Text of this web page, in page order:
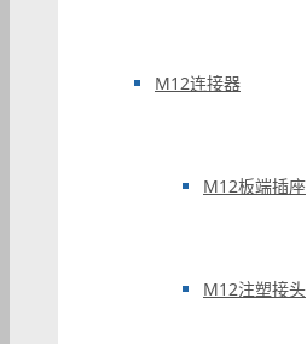
M12连接器
M12板端插座
M12注塑接头